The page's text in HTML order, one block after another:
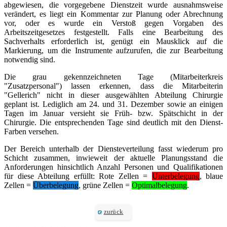
abgewiesen, die vorgegebene Dienstzeit wurde ausnahmsweise
verändert, es liegt ein Kommentar zur Planung oder Abrechnung
vor, oder es wurde ein Verstoß gegen Vorgaben des
Arbeitszeitgesetzes festgestellt. Falls eine Bearbeitung des
Sachverhalts erforderlich ist, genügt ein Mausklick auf die
Markierung, um die Instrumente aufzurufen, die zur Bearbeitung
notwendig sind.
Die grau gekennzeichneten Tage (Mitarbeiterkreis
"Zusatzpersonal") lassen erkennen, dass die Mitarbeiterin
"Gellerich" nicht in dieser ausgewählten Abteilung Chirurgie
geplant ist. Lediglich am 24. und 31. Dezember sowie an einigen
Tagen im Januar versieht sie Früh- bzw. Spätschicht in der
Chirurgie. Die entsprechenden Tage sind deutlich mit den Dienst-
Farben versehen.
Der Bereich unterhalb der Diensteverteilung fasst wiederum pro
Schicht zusammen, inwieweit der aktuelle Planungsstand die
Anforderungen hinsichtlich Anzahl Personen und Qualifikationen
für diese Abteilung erfüllt: Rote Zellen = Unterbelegung, blaue
Zellen = Überbelegung, grüne Zellen = Optimalbelegung.
zurück